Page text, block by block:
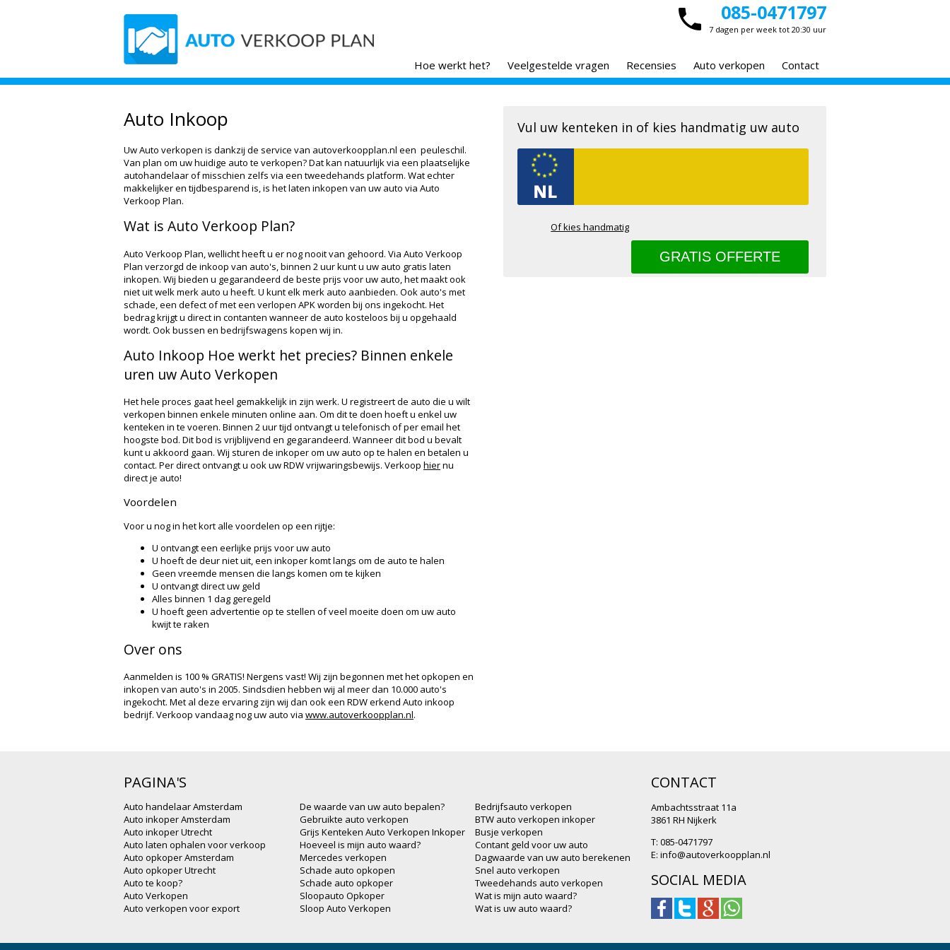
085-0471797
7 dagen per week tot 20:30 uur
Hoe werkt het? Veelgestelde vragen Recensies Auto verkopen Contact
Auto Inkoop
Uw Auto verkopen is dankzij de service van autoverkoopplan.nl een peuleschil.
Van plan om uw huidige auto te verkopen? Dat kan natuurlijk via een plaatselijke
autohandelaar of misschien zelfs via een tweedehands platform. Wat echter
makkelijker en tijdbesparend is, is het laten inkopen van uw auto via Auto
Verkoop Plan.
Wat is Auto Verkoop Plan?
Auto Verkoop Plan, wellicht heeft u er nog nooit van gehoord. Via Auto Verkoop
Plan verzorgd de inkoop van auto's, binnen 2 uur kunt u uw auto gratis laten
inkopen. Wij bieden u gegarandeerd de beste prijs voor uw auto, het maakt ook
niet uit welk merk auto u heeft. U kunt elk merk auto aanbieden. Ook auto's met
schade, een defect of met een verlopen APK worden bij ons ingekocht. Het
bedrag krijgt u direct in contanten wanneer de auto kosteloos bij u opgehaald
wordt. Ook bussen en bedrijfswagens kopen wij in.
Auto Inkoop Hoe werkt het precies? Binnen enkele
uren uw Auto Verkopen
Het hele proces gaat heel gemakkelijk in zijn werk. U registreert de auto die u wilt
verkopen binnen enkele minuten online aan. Om dit te doen hoeft u enkel uw
kenteken in te voeren. Binnen 2 uur tijd ontvangt u telefonisch of per email het
hoogste bod. Dit bod is vrijblijvend en gegarandeerd. Wanneer dit bod u bevalt
kunt u akkoord gaan. Wij sturen de inkoper om uw auto op te halen en betalen u
contact. Per direct ontvangt u ook uw RDW vrijwaringsbewijs. Verkoop hiernu
direct je auto!
Voordelen
Voor u nog in het kort alle voordelen op een rijtje:
U ontvangt een eerlijke prijs voor uw auto
U hoeft de deur niet uit, een inkoper komt langs om de auto te halen
Geen vreemde mensen die langs komen om te kijken
U ontvangt direct uw geld
Alles binnen 1 dag geregeld
U hoeft geen advertentie op te stellen of veel moeite doen om uw auto
kwijt te raken
Over ons
Aanmelden is 100 % GRATIS! Nergens vast! Wij zijn begonnen met het opkopen en
inkopen van auto's in 2005. Sindsdien hebben wij al meer dan 10.000 auto's
ingekocht. Met al deze ervaring zijn wij dan ook een RDW erkend Auto inkoop
bedrijf. Verkoop vandaag nog uw auto via www.autoverkoopplan.nl.
Vul uw kenteken in of kies handmatig uw auto
Of kies handmatig
PAGINA'S
Auto handelaar Amsterdam
Auto inkoper Amsterdam
Auto inkoper Utrecht
Auto laten ophalen voor verkoop
Auto opkoper Amsterdam
Auto opkoper Utrecht
Auto te koop?
Auto Verkopen
Auto verkopen voor export
De waarde van uw auto bepalen?
Gebruikte auto verkopen
Grijs Kenteken Auto Verkopen Inkoper
Hoeveel is mijn auto waard?
Mercedes verkopen
Schade auto opkopen
Schade auto opkoper
Sloopauto Opkoper
Sloop Auto Verkopen
Bedrijfsauto verkopen
BTW auto verkopen inkoper
Busje verkopen
Contant geld voor uw auto
Dagwaarde van uw auto berekenen
Snel auto verkopen
Tweedehands auto verkopen
Wat is mijn auto waard?
Wat is uw auto waard?
CONTACT
Ambachtsstraat 11a
3861 RH Nijkerk
T: 085-0471797
E: info@autoverkoopplan.nl
SOCIAL MEDIA